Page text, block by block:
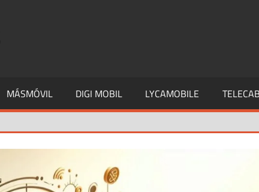
MÁSMÓVIL DIGI MOBIL LYCAMOBILE